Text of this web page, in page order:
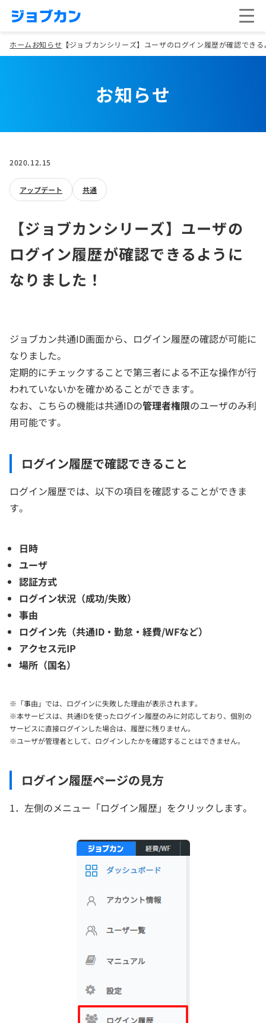
ホームお知らせ 【ジョブカンシリーズ】ユーザのログイン履歴が確認でき
お知らせ
2020.12.15
アップデート 共通
【ジョブカンシリーズ】ユーザの
ログイン履歴が確認できるように
なりました！
ジョブカン共通ID画面から、ログイン履歴の確認が可能に
なりました。
定期的にチェックすることで第三者による不正な操作が行
われていないかを確かめることができます。
なお、こちらの機能は共通IDの管理者権限のユーザのみ利
用可能です。
ログイン履歴で確認できること
ログイン履歴では、以下の項目を確認することができま
す。
日時
ユーザ
認証方式
ログイン状況（成功/失敗）
事由
ログイン先（共通ID・勤怠・経費/WFなど）
アクセス元IP
場所（国名）
※「事由」では、ログインに失敗した理由が表示されます。
※本サービスは、共通IDを使ったログイン履歴のみに対応しており、個別の
サービスに直接ログインした場合は、履歴に残りません。
※ユーザが管理者として、ログインしたかを確認することはできません。
ログイン履歴ページの見方
1．左側のメニュー「ログイン履歴」をクリックします。